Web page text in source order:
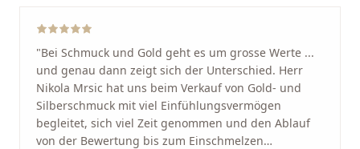
"Bei Schmuck und Gold geht es um grosse Werte ...
und genau dann zeigt sich der Unterschied. Herr
Nikola Mrsic hat uns beim Verkauf von Gold- und
Silberschmuck mit viel Einfühlungsvermögen
begleitet, sich viel Zeit genommen und den Ablauf
von der Bewertung bis zum Einschmelzen